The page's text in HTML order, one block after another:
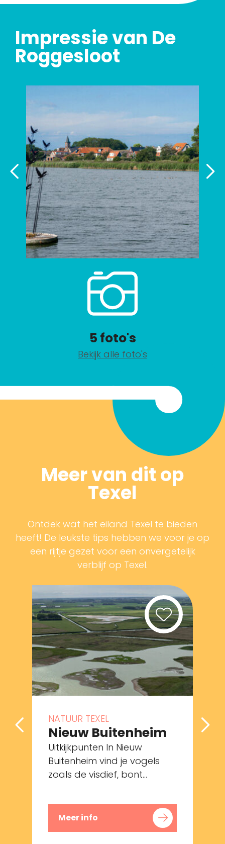
Impressie van De
Roggesloot
5 foto's
Bekijk alle foto's
Meer van dit op
Texel
Ontdek wat het eiland Texel te bieden
heeft! De leukste tips hebben we voor je op
een rijtje gezet voor een onvergetelijk
verblijf op Texel.
NATUUR TEXEL
Nieuw Buitenheim
Uitkijkpunten In Nieuw
Buitenheim vind je vogels
zoals de visdief, bont...
Meer info